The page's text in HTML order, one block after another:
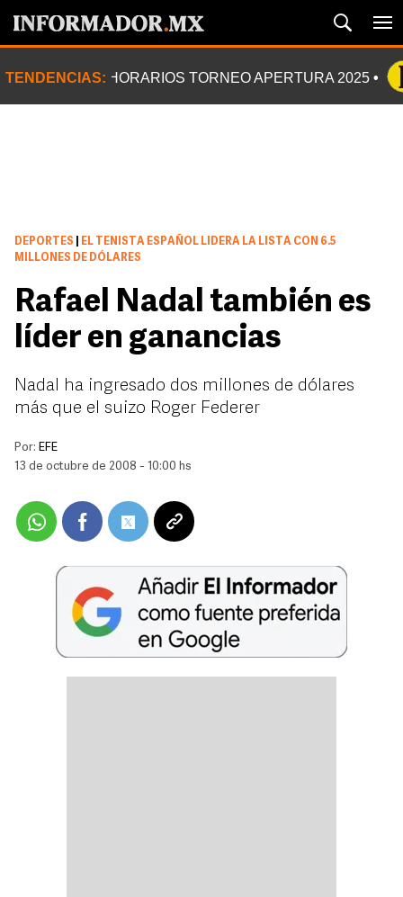
TENDENCIAS: HORARIOS TORNEO APERTURA 2025
DEPORTES
EL TENISTA ESPAÑOL LIDERA LA LISTA CON 6.5
MILLONES DE DÓLARES
Rafael Nadal también es
líder en ganancias
Nadal ha ingresado dos millones de dólares
más que el suizo Roger Federer
Por: EFE
13 de octubre de 2008 - 10:00 hs